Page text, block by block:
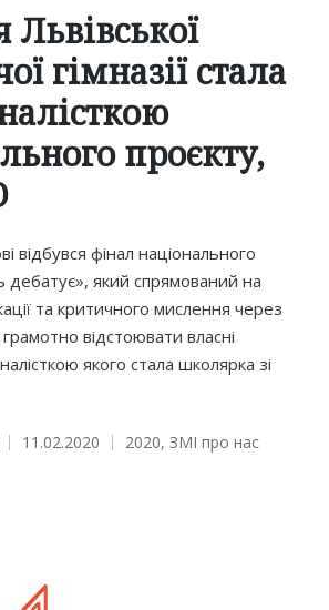
гімназії стала
проєкту,
відбувся фінал національного
який спрямований на
та критичного мислення через
відстоювати власні
якого стала школярка зі
11.02.2020
Posted
2020, ЗМІ про нас